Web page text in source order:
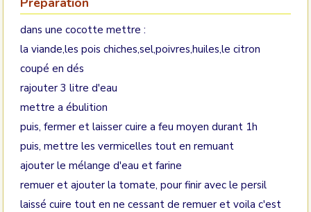
dans une cocotte mettre :
la viande,les pois chiches,sel,poivres,huiles,le citron
coupé en dés
rajouter 3 litre d'eau
mettre a ébulition
puis, fermer et laisser cuire a feu moyen durant 1h
puis, mettre les vermicelles tout en remuant
ajouter le mélange d'eau et farine
remuer et ajouter la tomate, pour finir avec le persil
laissé cuire tout en ne cessant de remuer et voila c'est